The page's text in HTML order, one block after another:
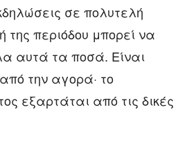
σε πολυτελή
της περιόδου μπορεί να
αυτά τα ποσά. Είναι
την αγορά· το
εξαρτάται από τις δικές